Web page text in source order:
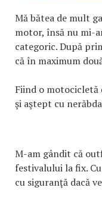
Mă bătea de mult
motor, însă nu mi-
categoric. După
că în maximum
Fiind o motocicletă
şi aştept cu
M-am gândit că
festivalului la fix.
cu siguranţă dacă